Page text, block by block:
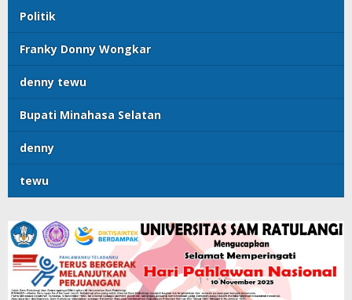
Politik
Franky Donny Wongkar
denny tewu
Bupati Minahasa Selatan
denny
tewu